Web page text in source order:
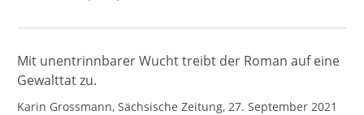
Mit unentrinnbarer Wucht treibt der Roman auf eine
Gewalttat zu.
Karin Grossmann, Sächsische Zeitung, 27. September 2021